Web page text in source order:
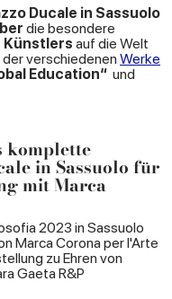
Ducale in Sassuolo
die besondere
auf die Welt
verschiedenen Werke
Education“ und
komplette
in Sassuolo für
mit Marca
2023 in Sassuolo
Marca Corona per l'Arte
zu Ehren von
Gaeta R&P